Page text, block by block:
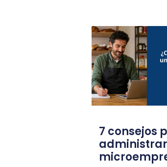
7 consejos